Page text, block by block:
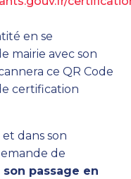
en se
mairie avec son
ce QR Code
certification
et dans son
de
passage en